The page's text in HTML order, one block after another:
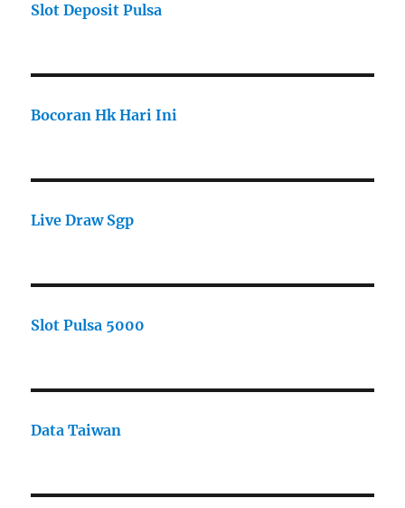
Slot Deposit Pulsa
Bocoran Hk Hari Ini
Live Draw Sgp
Slot Pulsa 5000
Data Taiwan